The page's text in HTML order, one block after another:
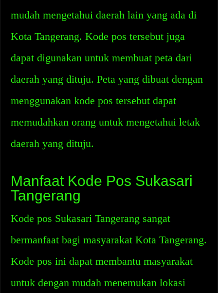
mudah mengetahui daerah lain yang ada di
Kota Tangerang. Kode pos tersebut juga
dapat digunakan untuk membuat peta dari
daerah yang dituju. Peta yang dibuat dengan
menggunakan kode pos tersebut dapat
memudahkan orang untuk mengetahui letak
daerah yang dituju.
Manfaat Kode Pos Sukasari
Tangerang
Kode pos Sukasari Tangerang sangat
bermanfaat bagi masyarakat Kota Tangerang.
Kode pos ini dapat membantu masyarakat
untuk dengan mudah menemukan lokasi